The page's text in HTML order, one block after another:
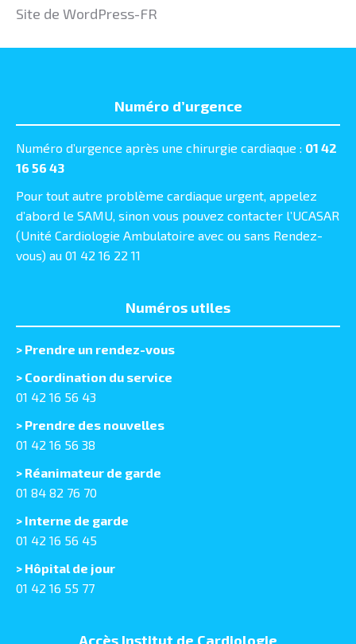
Site de WordPress-FR
Numéro d’urgence
Numéro d’urgence après une chirurgie cardiaque : 01 42
16 56 43
Pour tout autre problème cardiaque urgent, appelez
d’abord le SAMU, sinon vous pouvez contacter l’UCASAR
(Unité Cardiologie Ambulatoire avec ou sans Rendez-
vous) au 01 42 16 22 11
Numéros utiles
> Prendre un rendez-vous
> Coordination du service
01 42 16 56 43
> Prendre des nouvelles
01 42 16 56 38
> Réanimateur de garde
01 84 82 76 70
> Interne de garde
01 42 16 56 45
> Hôpital de jour
01 42 16 55 77
Accès Institut de Cardiologie